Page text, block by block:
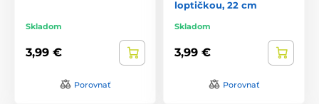
Skladom
3,99 €
Porovnať
loptičkou, 22 cm
Skladom
3,99 €
Porovnať